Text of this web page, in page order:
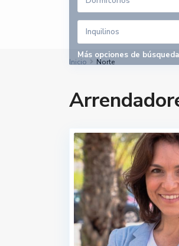
Inquilinos
Más opciones de búsqueda
Inicio Norte